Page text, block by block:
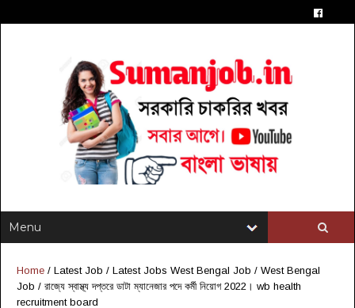
Home / Latest Job / Latest Jobs West Bengal Job / West Bengal
Job / রাজ্যে স্বাস্থ্য দপ্তরে ডাটা ম্যানেজার পদে কর্মী নিয়োগ 2022। wb health
recruitment board